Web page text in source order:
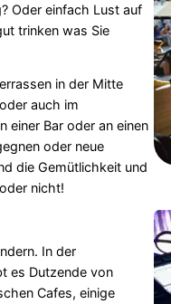
Oder einfach Lust auf
trinken was Sie
in der Mitte
auch im
einer Bar oder an einen
oder neue
die Gemütlichkeit und
nicht!
In der
es Dutzende von
Cafes, einige